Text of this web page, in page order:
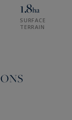
1.8ha
SURFACE
TERRAIN